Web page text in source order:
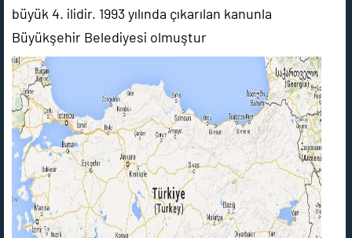
büyük 4. ilidir. 1993 yılında çıkarılan kanunla
Büyükşehir Belediyesi olmuştur